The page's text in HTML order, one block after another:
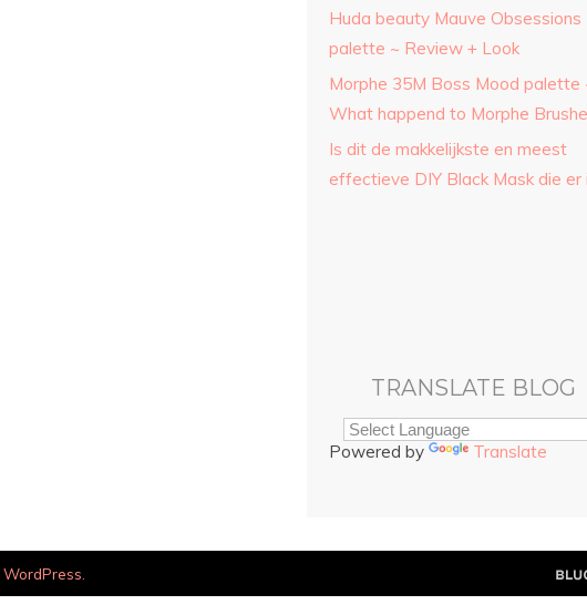
Huda beauty Mauve Obsessions
palette ~ Review + Look
Morphe 35M Boss Mood palette
What happend to Morphe
Is dit de makkelijkste en meest
effectieve DIY Black Mask die er
TRANSLATE BLOG
Powered by Translate
WordPress